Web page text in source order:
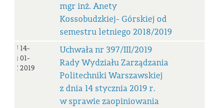
mgr inż. Anety
Kossobudzkiej- Górskiej od
semestru letniego 2018/2019
Uchwała
nr
397/III/2019
14-
01-
2019
Uchwała nr 397/III/2019
Rady Wydziału Zarządzania
Politechniki Warszawskiej
z dnia 14 stycznia 2019 r.
w sprawie zaopiniowania